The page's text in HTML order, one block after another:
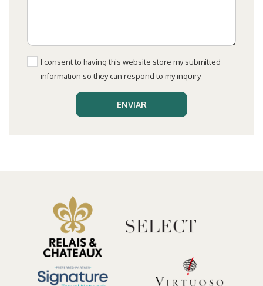
I consent to having this website store my submitted
information so they can respond to my inquiry
ENVIAR